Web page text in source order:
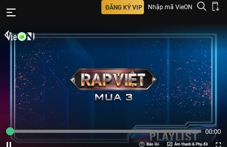
ĐĂNG KÝ VIP Nhập mã VieON
00:00
Báo lỗi Âm thanh & Phụ đề